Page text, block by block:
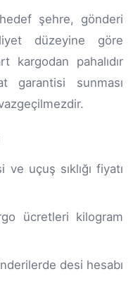
şehre, gönderi
düzeyine göre
kargodan pahalıdır
garantisi sunması
uçuş sıklığı fiyatı
ücretleri kilogram
desi hesabı